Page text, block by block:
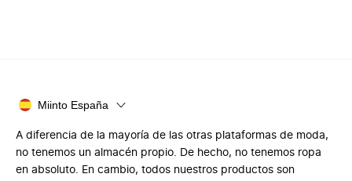
Miinto España
A diferencia de la mayoría de las otras plataformas de moda,
no tenemos un almacén propio. De hecho, no tenemos ropa
en absoluto. En cambio, todos nuestros productos son